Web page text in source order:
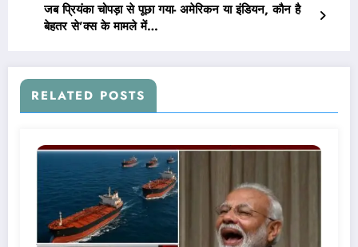
जब प्रियंका चोपड़ा से पूछा गया- अमेरिकन या इंडियन, कौन है
बेहतर से’क्स के मामले में…
RELATED POSTS